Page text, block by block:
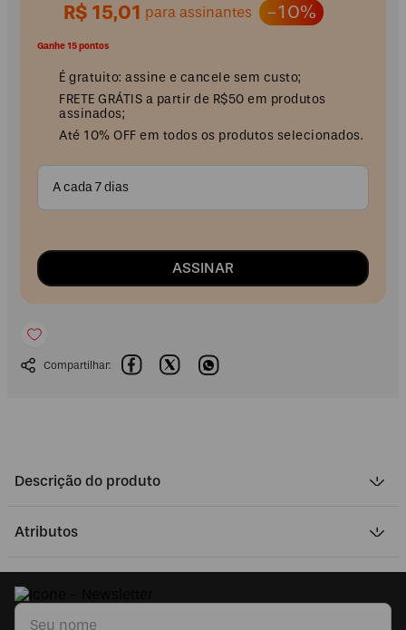
R$ 15,01 para assinantes -10%
Ganhe 15 pontos
É gratuito: assine e cancele sem custo;
FRETE GRÁTIS a partir de R$50 em produtos
assinados;
Até 10% OFF em todos os produtos selecionados.
A cada 7 dias
ASSINAR
Descrição do produto
Atributos